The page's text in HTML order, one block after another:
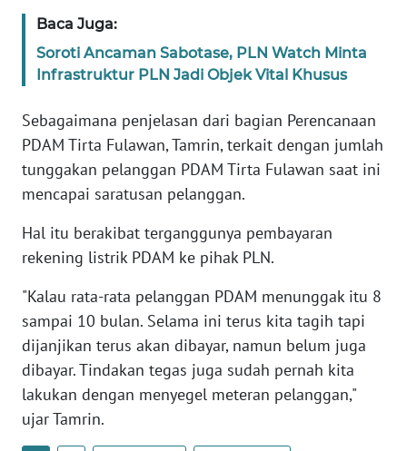
Baca Juga:
Soroti Ancaman Sabotase, PLN Watch Minta
Infrastruktur PLN Jadi Objek Vital Khusus
Sebagaimana penjelasan dari bagian Perencanaan
PDAM Tirta Fulawan, Tamrin, terkait dengan jumlah
tunggakan pelanggan PDAM Tirta Fulawan saat ini
mencapai saratusan pelanggan.
Hal itu berakibat terganggunya pembayaran
rekening listrik PDAM ke pihak PLN.
"Kalau rata-rata pelanggan PDAM menunggak itu 8
sampai 10 bulan. Selama ini terus kita tagih tapi
dijanjikan terus akan dibayar, namun belum juga
dibayar. Tindakan tegas juga sudah pernah kita
lakukan dengan menyegel meteran pelanggan,"
ujar Tamrin.
WN
NTT
KEPRI
PAPUA
WN
BARAT
RIAU
WN
SERAMBI